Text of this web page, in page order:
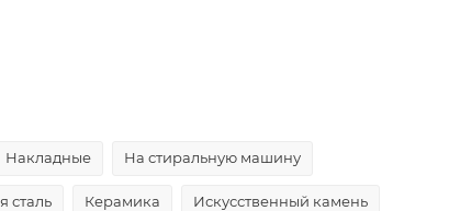
Накладные На стиральную машину
сталь Керамика Искусственный камень